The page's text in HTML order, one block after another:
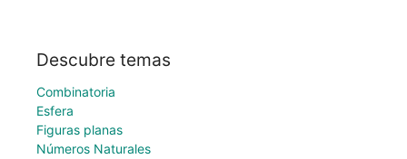
Descubre temas
Combinatoria
Esfera
Figuras planas
Números Naturales